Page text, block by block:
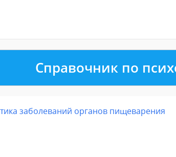
Справочник по
заболеваний органов пищеварения